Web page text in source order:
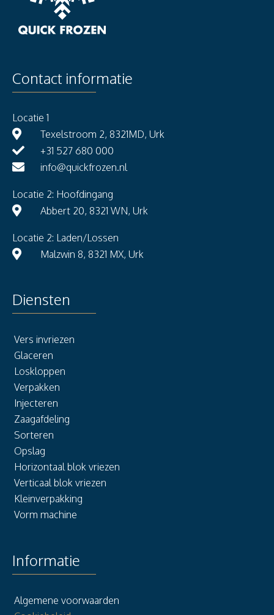
Contact informatie
Locatie 1
Texelstroom 2, 8321MD, Urk
+31 527 680 000
info@quickfrozen.nl
Locatie 2: Hoofdingang
Abbert 20, 8321 WN, Urk
Locatie 2: Laden/Lossen
Malzwin 8, 8321 MX, Urk
Diensten
Vers invriezen
Glaceren
Loskloppen
Verpakken
Injecteren
Zaagafdeling
Sorteren
Opslag
Horizontaal blok vriezen
Verticaal blok vriezen
Kleinverpakking
Vorm machine
Informatie
Algemene voorwaarden